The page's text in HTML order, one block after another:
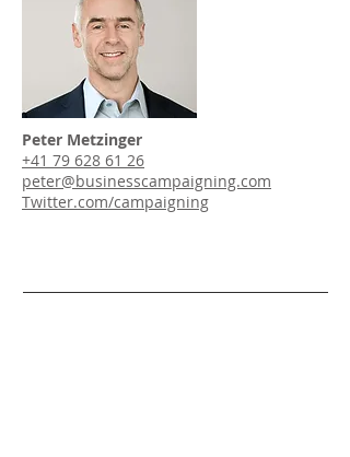
Peter Metzinger
+41 79 628 61 26
peter@businesscampaigning.com
Twitter.com/campaigning